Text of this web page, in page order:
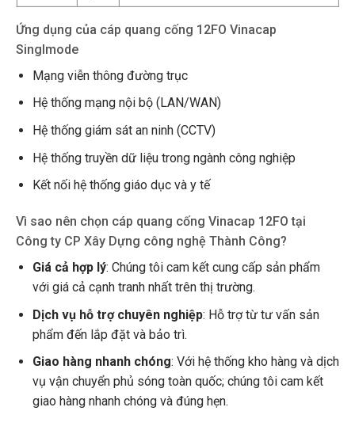
Ứng dụng của cáp quang cống 12FO Vinacap
Singlmode
Mạng viễn thông đường trục
Hệ thống mạng nội bộ (LAN/WAN)
Hệ thống giám sát an ninh (CCTV)
Hệ thống truyền dữ liệu trong ngành công nghiệp
Kết nối hệ thống giáo dục và y tế
Vì sao nên chọn cáp quang cống Vinacap 12FO tại
Công ty CP Xây Dựng công nghệ Thành Công?
Giá cả hợp lý: Chúng tôi cam kết cung cấp sản phẩm
với giá cả cạnh tranh nhất trên thị trường.
Dịch vụ hỗ trợ chuyên nghiệp: Hỗ trợ từ tư vấn sản
phẩm đến lắp đặt và bảo trì.
Giao hàng nhanh chóng: Với hệ thống kho hàng và dịch
vụ vận chuyển phủ sóng toàn quốc; chúng tôi cam kết
giao hàng nhanh chóng và đúng hẹn.